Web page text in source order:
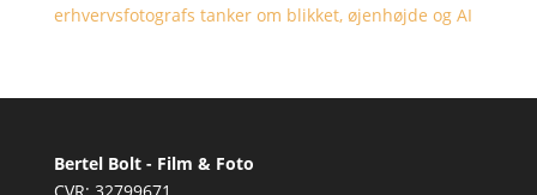
erhvervsfotografs tanker om blikket, øjenhøjde og AI
Bertel Bolt - Film & Foto